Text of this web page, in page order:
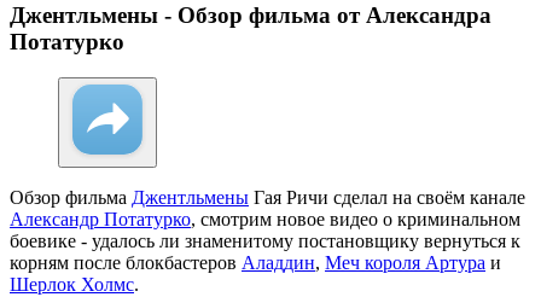
Джентльмены - Обзор фильма от Александра
Потатурко
Обзор фильма Джентльмены Гая Ричи сделал на своём канале
Александр Потатурко, смотрим новое видео о криминальном
боевике - удалось ли знаменитому постановщику вернуться к
корням после блокбастеров Аладдин, Меч короля Артура и
Шерлок Холмс.